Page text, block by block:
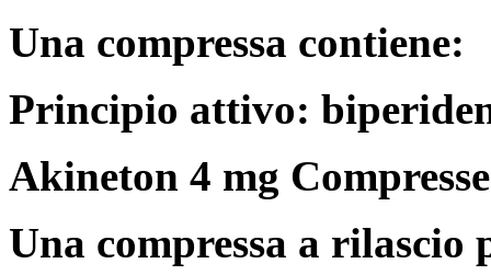
Una compressa contiene:
Principio attivo:
Akineton 4 mg
Una compressa a rilascio